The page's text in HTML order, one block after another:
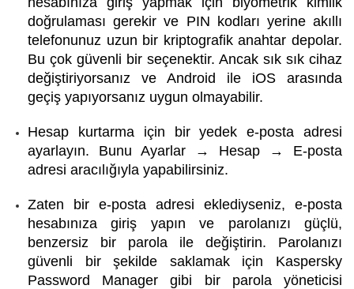
doğrulaması gerekir ve PIN kodları yerine akıllı
telefonunuz uzun bir kriptografik anahtar depolar.
Bu çok güvenli bir seçenektir. Ancak sık sık cihaz
değiştiriyorsanız ve Android ile iOS arasında
geçiş yapıyorsanız uygun olmayabilir.
Hesap kurtarma için bir yedek e-posta adresi
ayarlayın. Bunu Ayarlar → Hesap → E-posta
adresi aracılığıyla yapabilirsiniz.
Zaten bir e-posta adresi eklediyseniz, e-posta
hesabınıza giriş yapın ve parolanızı güçlü,
benzersiz bir parola ile değiştirin. Parolanızı
güvenli bir şekilde saklamak için Kaspersky
Password Manager gibi bir parola yöneticisi